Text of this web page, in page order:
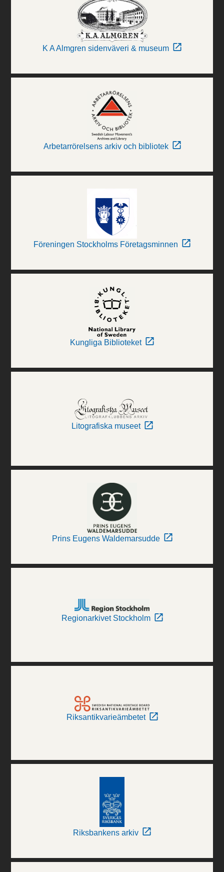
K A Almgren sidenväveri & museum
Arbetarrörelsens arkiv och bibliotek
Föreningen Stockholms Företagsminnen
Kungliga Biblioteket
Litografiska museet
Prins Eugens Waldemarsudde
Regionarkivet Stockholm
Riksantikvarieämbetet
Riksbankens arkiv